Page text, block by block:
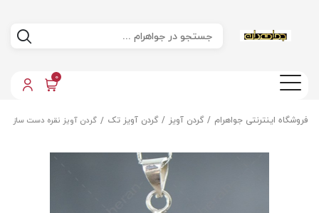
0
فروشگاه اینترنتی جواهرام گردن آویز گردن آویز تک گردن آویز نقره دست ساز